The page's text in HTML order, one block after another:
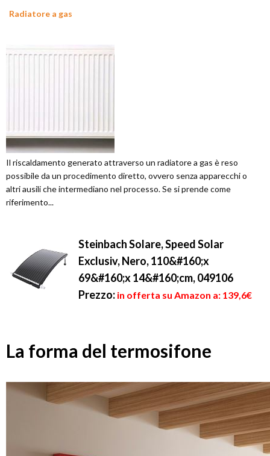
Radiatore a gas
Il riscaldamento generato attraverso un radiatore a gas è reso
possibile da un procedimento diretto, ovvero senza apparecchi o
altri ausili che intermediano nel processo. Se si prende come
riferimento...
Steinbach Solare, Speed Solar
Exclusiv, Nero, 110&#160;x
69&#160;x 14&#160;cm, 049106
Prezzo: in offerta su Amazon a: 139,6€
La forma del termosifone